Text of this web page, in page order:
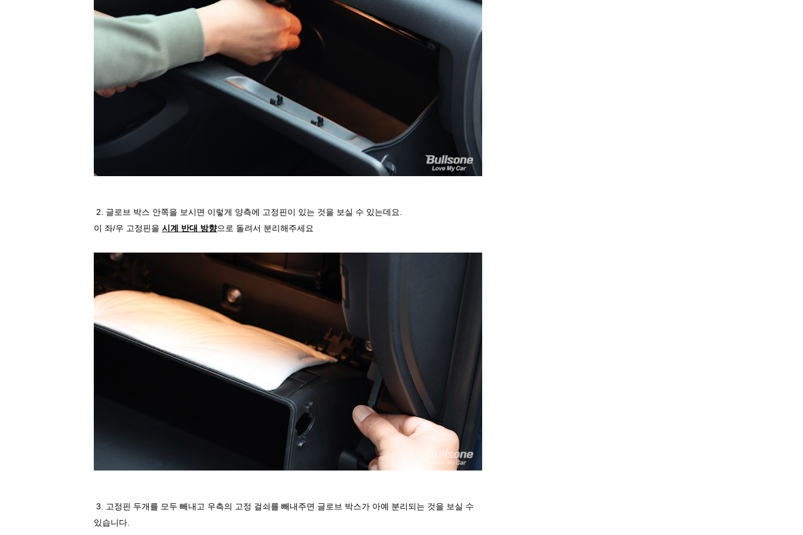
2. 글로브 박스 안쪽을 보시면 이렇게 양측에 고정핀이 있는 것을 보실 수 있는데요
이 좌/우 고정핀을 시계 반대 방향으로 돌려서 분리해주세요
3. 고정핀 두개를 모두 빼내고 우측의 고정 걸쇠를 빼내주면 글로브 박스가 아예 분리되는 것을 보실 수
있습니다